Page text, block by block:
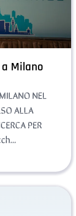
Milano
NEL
ALLA
PER